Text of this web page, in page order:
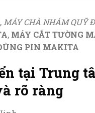
, MÁY CHÀ NHÁM QUỸ
, MÁY CẮT TƯỜNG
PIN MAKITA
tại Trung
rõ ràng